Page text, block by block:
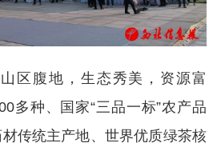
区腹地，生态秀美，资源富
多种、国家“三品一标”农产品
传统主产地、世界优质绿茶核